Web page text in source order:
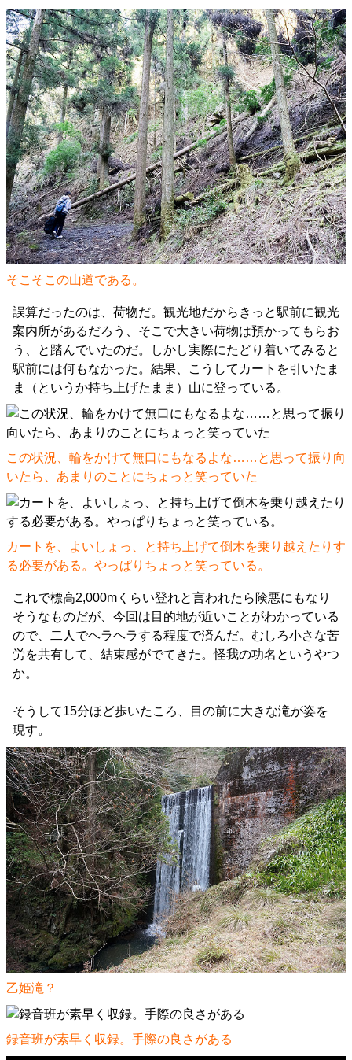
そこそこの山道である。
誤算だったのは、荷物だ。観光地だからきっと駅前に観光
案内所があるだろう、そこで大きい荷物は預かってもらお
う、と踏んでいたのだ。しかし実際にたどり着いてみると
駅前には何もなかった。結果、こうしてカートを引いたま
ま（というか持ち上げたまま）山に登っている。
この状況、輪をかけて無口にもなるよな……と思って振り向
いたら、あまりのことにちょっと笑っていた
カートを、よいしょっ、と持ち上げて倒木を乗り越えたりす
る必要がある。やっぱりちょっと笑っている。
これで標高2,000mくらい登れと言われたら険悪にもなり
そうなものだが、今回は目的地が近いことがわかっている
ので、二人でヘラヘラする程度で済んだ。むしろ小さな苦
労を共有して、結束感がでてきた。怪我の功名というやつ
か。
そうして15分ほど歩いたころ、目の前に大きな滝が姿を
現す。
乙姫滝？
録音班が素早く収録。手際の良さがある